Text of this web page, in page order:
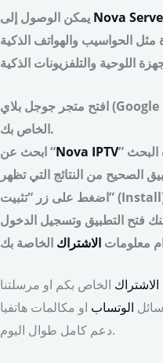
Nova
الحواسيب والهواتف الذكية
اللوحية والتلفزيونات الذكية
افتح متجر جوجل بلاي (Google Play) على جهاز الأندرويد
الخاص بك.
ابحث عن “Nova IPTV
فتح التطبيق وتسجيل الدخول
معلومات الاشتراك
الاشتراك الخاص بكم او مرسلتنا
الوتساب او مكالمات هاتفيا
دعم كامل طوال اليوم.